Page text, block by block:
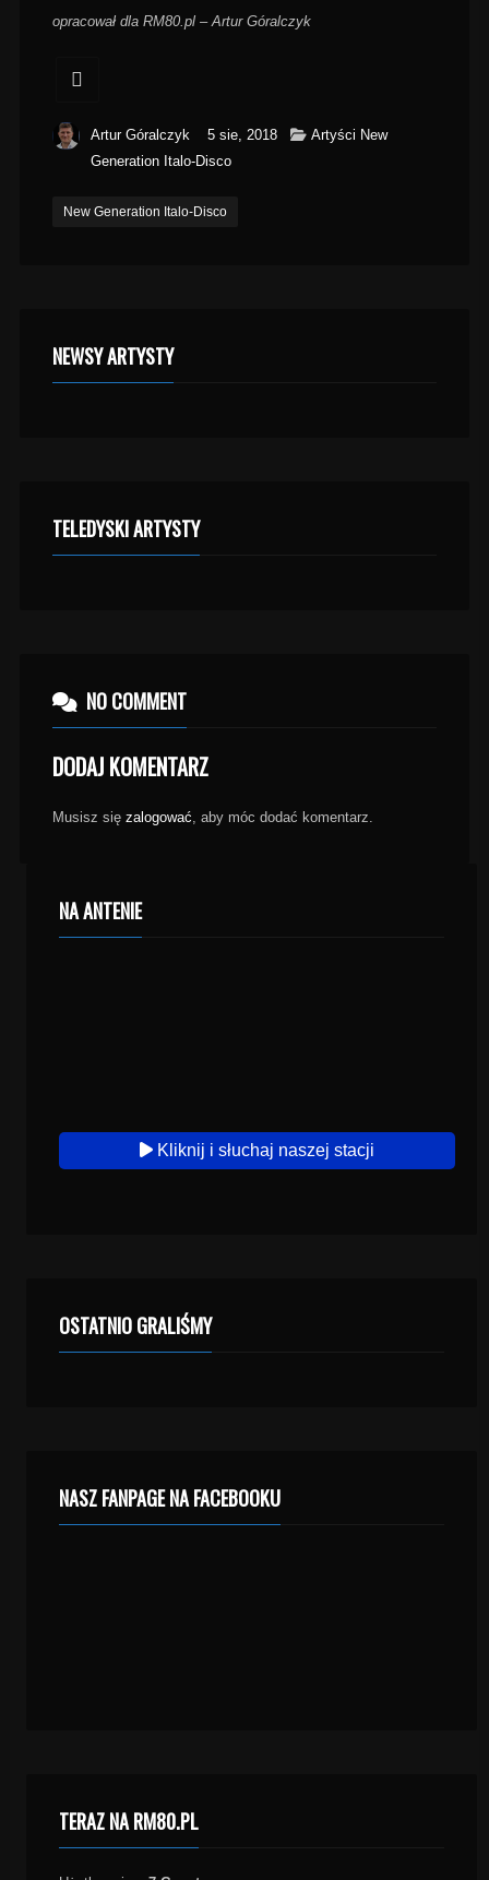
opracował dla RM80.pl – Artur Góralczyk
Artur Góralczyk 5 sie, 2018
Artyści New
Generation Italo-Disco
New Generation Italo-Disco
NEWSY ARTYSTY
TELEDYSKI ARTYSTY
NO COMMENT
DODAJ KOMENTARZ
Musisz się zalogować, aby móc dodać komentarz.
NA ANTENIE
Kliknij i słuchaj naszej stacji
OSTATNIO GRALIŚMY
NASZ FANPAGE NA FACEBOOKU
TERAZ NA RM80.PL